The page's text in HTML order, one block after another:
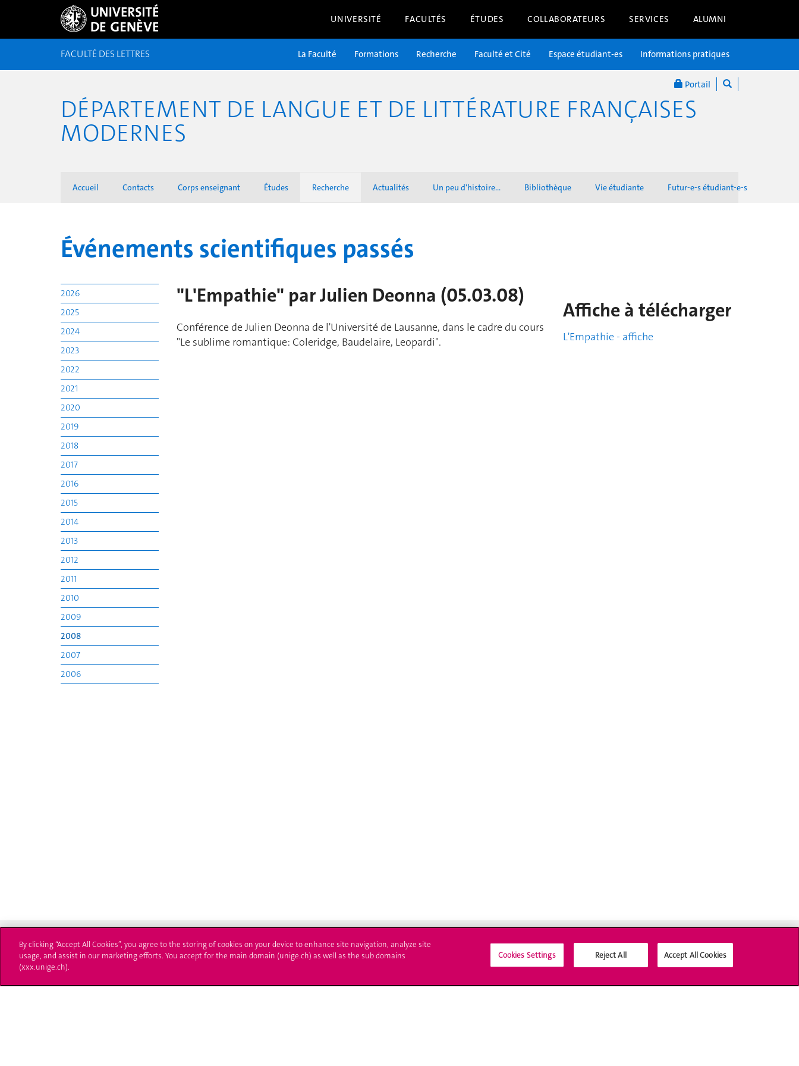
UNIVERSITÉ FACULTÉS ÉTUDES COLLABORATEURS SERVICES ALUMNI
Portail
FACULTÉ DES LETTRES La Faculté Formations Recherche Faculté et Cité Espace étudiant-es Informations pratiques
DÉPARTEMENT DE LANGUE ET DE LITTÉRATURE FRANÇAISES
MODERNES
Accueil Contacts Corps enseignant Études Recherche Actualités Un peu d'histoire... Bibliothèque Vie étudiante Futur-e-s étudiant-e-s
Événements scientifiques passés
2026
2025
2024
2023
2022
2021
2020
2019
2018
2017
2016
2015
2014
2013
2012
2011
2010
2009
2008
2007
2006
"L'Empathie" par Julien Deonna (05.03.08)
Conférence de Julien Deonna de l'Université de Lausanne, dans le cadre du cours
"Le sublime romantique: Coleridge, Baudelaire, Leopardi".
Affiche à télécharger
L'Empathie - affiche
Université de Genève S'inscrire à l'UNIGE L'UNIGE vous informe Médias sociaux UNIGE
By clicking “Accept All Cookies”, you agree to the storing of cookies on your device to enhance site navigation, analyze site
usage, and assist in our marketing efforts. You accept for the main domain (unige.ch) as well as the sub domains
(xxx.unige.ch).
Cookies Settings Reject All Accept All Cookies